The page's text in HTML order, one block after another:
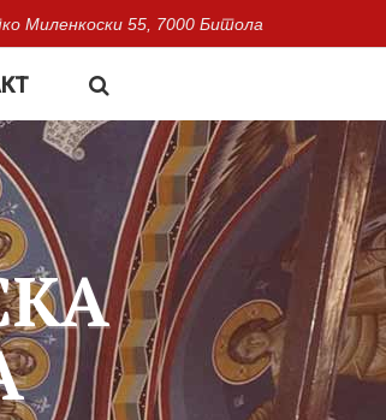
Миленкоски 55, 7000 Битола